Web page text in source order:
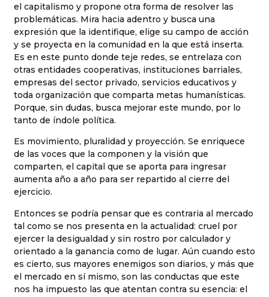
el capitalismo y propone otra forma de resolver las
problemáticas. Mira hacia adentro y busca una
expresión que la identifique, elige su campo de acción
y se proyecta en la comunidad en la que está inserta.
Es en este punto donde teje redes, se entrelaza con
otras entidades cooperativas, instituciones barriales,
empresas del sector privado, servicios educativos y
toda organización que comparta metas humanísticas.
Porque, sin dudas, busca mejorar este mundo, por lo
tanto de índole política.
Es movimiento, pluralidad y proyección. Se enriquece
de las voces que la componen y la visión que
comparten, el capital que se aporta para ingresar
aumenta año a año para ser repartido al cierre del
ejercicio.
Entonces se podría pensar que es contraria al mercado
tal como se nos presenta en la actualidad: cruel por
ejercer la desigualdad y sin rostro por calculador y
orientado a la ganancia como de lugar. Aún cuando esto
es cierto, sus mayores enemigos son diarios, y más que
el mercado en sí mismo, son las conductas que este
nos ha impuesto las que atentan contra su esencia: el